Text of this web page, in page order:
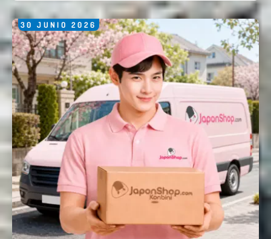
30 JUNIO 2026 Enviar